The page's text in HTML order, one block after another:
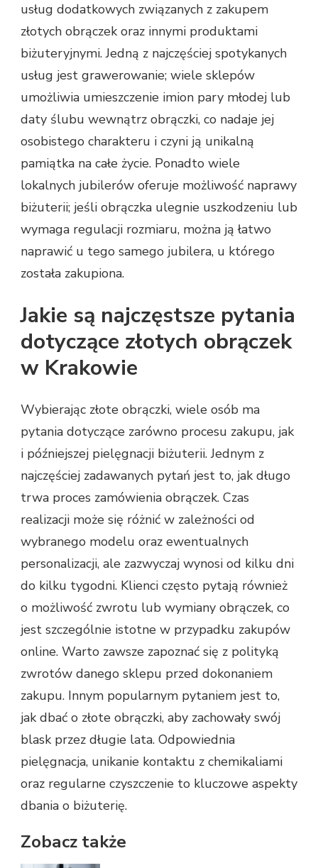
usług dodatkowych związanych z zakupem
złotych obrączek oraz innymi produktami
biżuteryjnymi. Jedną z najczęściej spotykanych
usług jest grawerowanie; wiele sklepów
umożliwia umieszczenie imion pary młodej lub
daty ślubu wewnątrz obrączki, co nadaje jej
osobistego charakteru i czyni ją unikalną
pamiątka na całe życie. Ponadto wiele
lokalnych jubilerów oferuje możliwość naprawy
biżuterii; jeśli obrączka ulegnie uszkodzeniu lub
wymaga regulacji rozmiaru, można ją łatwo
naprawić u tego samego jubilera, u którego
została zakupiona.
Jakie są najczęstsze pytania
dotyczące złotych obrączek
w Krakowie
Wybierając złote obrączki, wiele osób ma
pytania dotyczące zarówno procesu zakupu, jak
i późniejszej pielęgnacji biżuterii. Jednym z
najczęściej zadawanych pytań jest to, jak długo
trwa proces zamówienia obrączek. Czas
realizacji może się różnić w zależności od
wybranego modelu oraz ewentualnych
personalizacji, ale zazwyczaj wynosi od kilku dni
do kilku tygodni. Klienci często pytają również
o możliwość zwrotu lub wymiany obrączek, co
jest szczególnie istotne w przypadku zakupów
online. Warto zawsze zapoznać się z polityką
zwrotów danego sklepu przed dokonaniem
zakupu. Innym popularnym pytaniem jest to,
jak dbać o złote obrączki, aby zachowały swój
blask przez długie lata. Odpowiednia
pielęgnacja, unikanie kontaktu z chemikaliami
oraz regularne czyszczenie to kluczowe aspekty
dbania o biżuterię.
Zobacz także